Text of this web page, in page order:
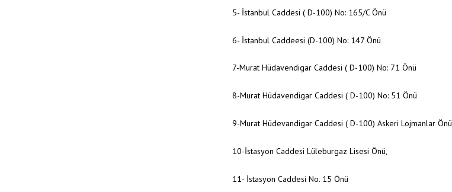
5- İstanbul Caddesi ( D-100) No: 165/C Önü
6- İstanbul Caddeesi (D-100) No: 147 Önü
7-Murat Hüdavendigar Caddesi ( D-100) No: 71 Önü
8-Murat Hüdavendigar Caddesi ( D-100) No: 51 Önü
9-Murat Hüdevandigar Caddesi ( D-100) Askeri Lojmanlar Önü
10-İstasyon Caddesi Lüleburgaz Lisesi Önü,
11- İstasyon Caddesi No. 15 Önü